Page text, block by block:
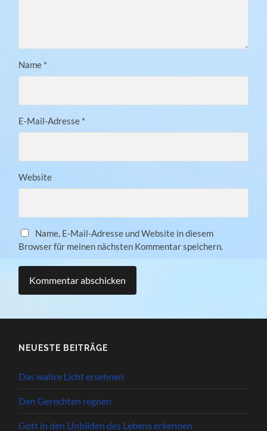
Name *
E-Mail-Adresse *
Website
Name, E-Mail-Adresse und Website in diesem
Browser für meinen nächsten Kommentar speichern.
NEUESTE BEITRÄGE
Das wahre Licht ersehnen
Den Gerechten regnen
Gott in den Unbilden des Lebens erkennen